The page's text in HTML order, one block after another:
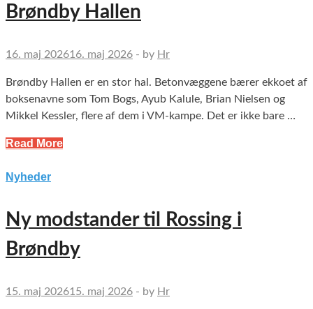
Brøndby Hallen
16. maj 202616. maj 2026 - by Hr
Brøndby Hallen er en stor hal. Betonvæggene bærer ekkoet af
boksenavne som Tom Bogs, Ayub Kalule, Brian Nielsen og
Mikkel Kessler, flere af dem i VM-kampe. Det er ikke bare …
Read More
Nyheder
Ny modstander til Rossing i
Brøndby
15. maj 202615. maj 2026 - by Hr